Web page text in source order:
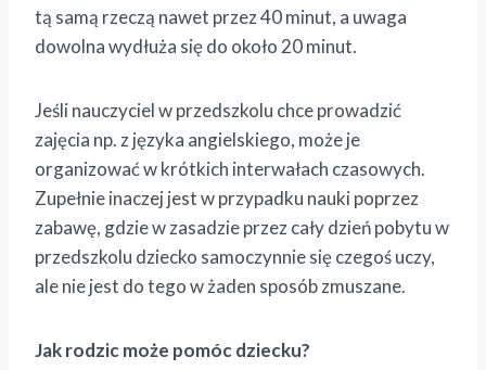
tą samą rzeczą nawet przez 40 minut, a uwaga
dowolna wydłuża się do około 20 minut.
Jeśli nauczyciel w przedszkolu chce prowadzić
zajęcia np. z języka angielskiego, może je
organizować w krótkich interwałach czasowych.
Zupełnie inaczej jest w przypadku nauki poprzez
zabawę, gdzie w zasadzie przez cały dzień pobytu w
przedszkolu dziecko samoczynnie się czegoś uczy,
ale nie jest do tego w żaden sposób zmuszane.
Jak rodzic może pomóc dziecku?